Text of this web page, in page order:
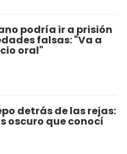
podría ir a prisión
falsas: "Va a
oral"
detrás de las rejas:
oscuro que conocí